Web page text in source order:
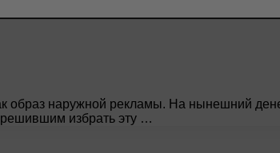
образ наружной рекламы. На нынешний
решившим избрать эту …